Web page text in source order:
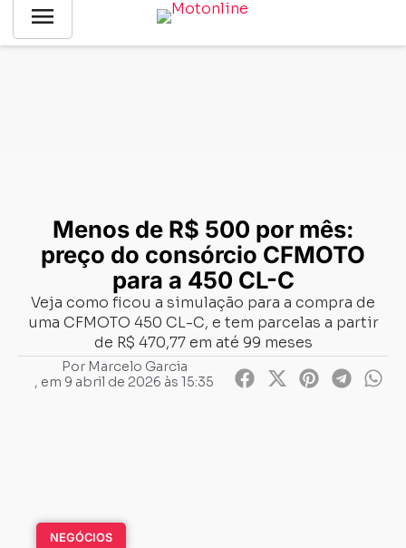
menu
Notícias -Menos de R$ 500 por mês: preço do
Menos de R$ 500 por mês:
preço do consórcio CFMOTO
para a 450 CL-C
Veja como ficou a simulação para a compra de
uma CFMOTO 450 CL-C, e tem parcelas a partir
de R$ 470,77 em até 99 meses
PorMarcelo Garcia
, em 9 abril de 2026 às 15:35
NEGÓCIOS